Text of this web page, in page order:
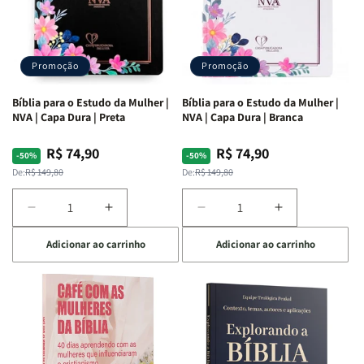
Promoção
Bíblia para o Estudo da Mulher |
NVA | Capa Dura | Preta
-50%
Preço
normal
De:R$ 149,80
Preço
promocional
R$ 74,90
Diminuir
a
quantidade
de
Bíblia
para
Estudo
da
Aumentar
a
quantidade
de
Bíblia
para
o
Estudo
da
Adicionar ao carrinho
Promoção
Bíblia para o Estudo da Mulher |
NVA | Capa Dura | Branca
-50%
Preço
normal
De:R$ 149,80
Preço
promocional
R$ 74,90
Diminuir
a
quantidade
de
Bíblia
o
Estudo
da
Aumentar
a
quantidade
de
Bíblia
para
o
Estudo
Adicionar ao carrinho